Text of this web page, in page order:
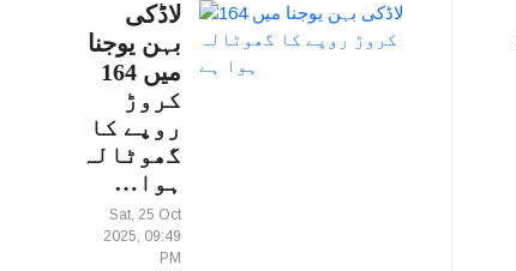
لاڈکی
بہن یوجنا
میں 164
کروڑ
روپے کا
گھوٹالہ
ہوا…
Sat, 25 Oct
2025, 09:49
PM